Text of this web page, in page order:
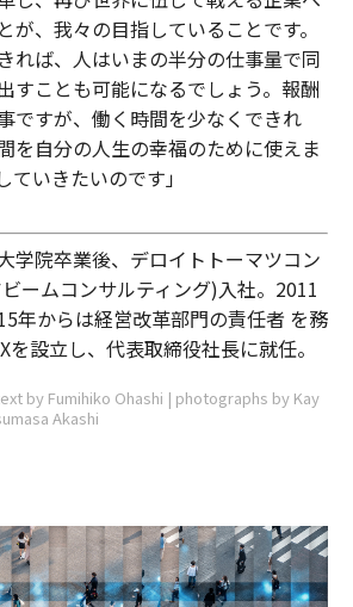
が、我々の目指していることです。
れば、人はいまの半分の仕事量で同
すことも可能になるでしょう。報酬
ですが、働く時間を少なくできれ
を自分の人生の幸福のために使えま
ていきたいのです」
学院卒業後、デロイトトーマツコン
ームコンサルティング)入社。2011
年からは経営改革部門の責任者 を務
設立し、代表取締役社長に就任。
by Fumihiko Ohashi | photographs by Kay
Akashi